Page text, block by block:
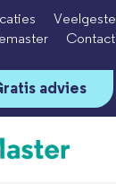
Contact
advies